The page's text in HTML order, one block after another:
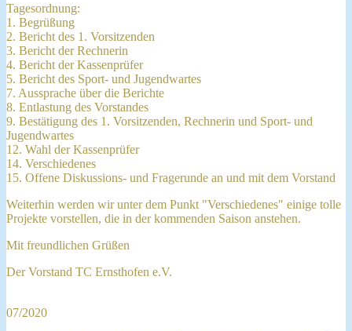
Tagesordnung:
1. Begrüßung
2. Bericht des 1. Vorsitzenden
3. Bericht der Rechnerin
4. Bericht der Kassenprüfer
5. Bericht des Sport- und Jugendwartes
7. Aussprache über die Berichte
8. Entlastung des Vorstandes
9. Bestätigung des 1. Vorsitzenden, Rechnerin und Sport- und
Jugendwartes
12. Wahl der Kassenprüfer
14. Verschiedenes
15. Offene Diskussions- und Fragerunde an und mit dem Vorstand
Weiterhin werden wir unter dem Punkt "Verschiedenes" einige tolle
Projekte vorstellen, die in der kommenden Saison anstehen.
Mit freundlichen Grüßen
Der Vorstand TC Ernsthofen e.V.
07/2020